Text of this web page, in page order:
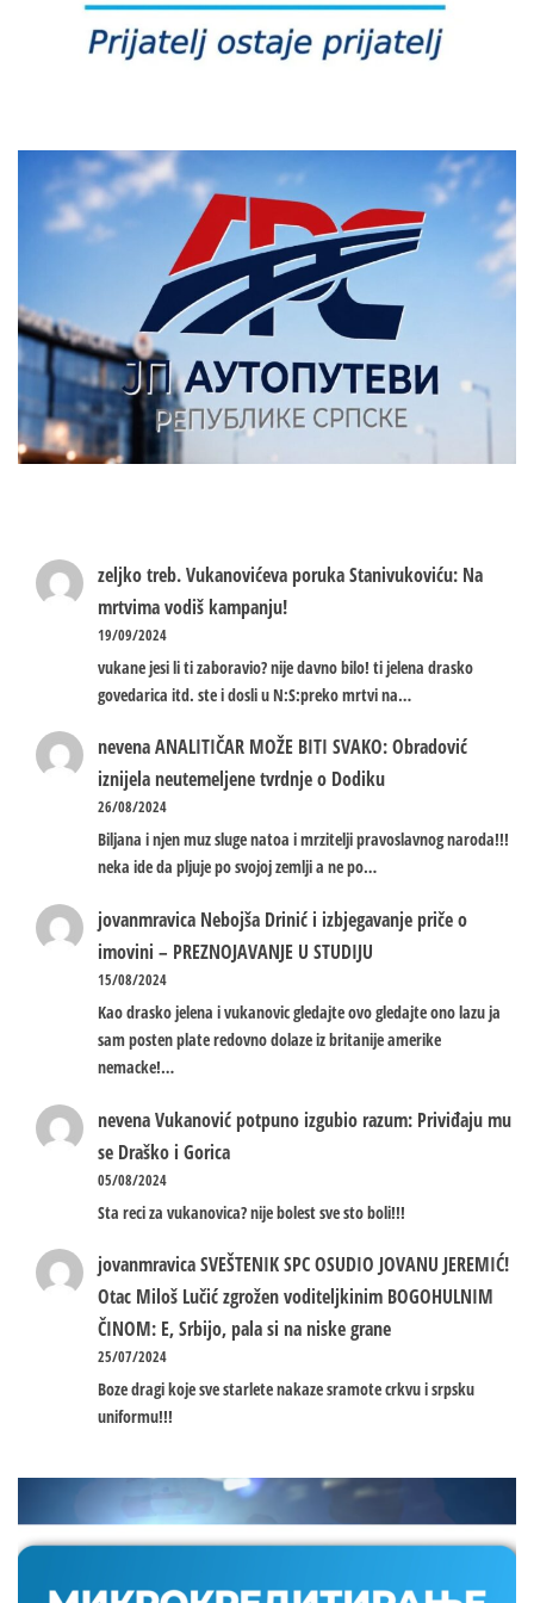
zeljko treb.Vukanovićeva poruka Stanivukoviću: Na
mrtvima vodiš kampanju!
19/09/2024
vukane jesi li ti zaboravio? nije davno bilo! ti jelena drasko
govedarica itd. ste i dosli u N:S:preko mrtvi na…
nevenaANALITIČAR MOŽE BITI SVAKO: Obradović
iznijela neutemeljene tvrdnje o Dodiku
26/08/2024
Biljana i njen muz sluge natoa i mrzitelji pravoslavnog naroda!!!
neka ide da pljuje po svojoj zemlji a ne po…
jovanmravica Nebojša Drinić i izbjegavanje priče o
imovini – PREZNOJAVANJE U STUDIJU
15/08/2024
Kao drasko jelena i vukanovic gledajte ovo gledajte ono lazu ja
sam posten plate redovno dolaze iz britanije amerike
nemacke!…
nevenaVukanović potpuno izgubio razum: Priviđaju mu
se Draško i Gorica
05/08/2024
Sta reci za vukanovica? nije bolest sve sto boli!!!
jovanmravicaSVEŠTENIK SPC OSUDIO JOVANU JEREMIĆ!
Otac Miloš Lučić zgrožen voditeljkinim BOGOHULNIM
ČINOM: E, Srbijo, pala si na niske grane
25/07/2024
Boze dragi koje sve starlete nakaze sramote crkvu i srpsku
uniformu!!!